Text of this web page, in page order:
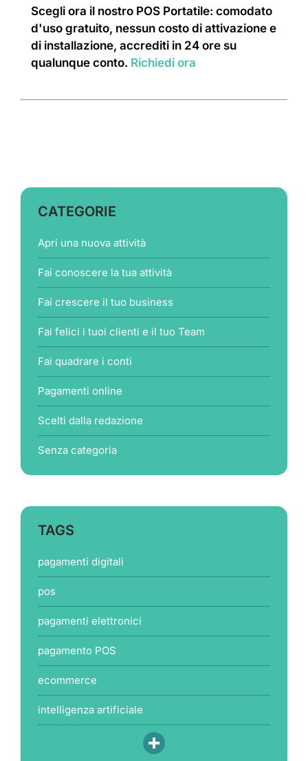
Scegli ora il nostro POS Portatile: comodato
d'uso gratuito, nessun costo di attivazione e
di installazione, accrediti in 24 ore su
qualunque conto. Richiedi ora
CATEGORIE
Apri una nuova attività
Fai conoscere la tua attività
Fai crescere il tuo business
Fai felici i tuoi clienti e il tuo Team
Fai quadrare i conti
Pagamenti online
Scelti dalla redazione
Senza categoria
TAGS
pagamenti digitali
pos
pagamenti elettronici
pagamento POS
ecommerce
intelligenza artificiale